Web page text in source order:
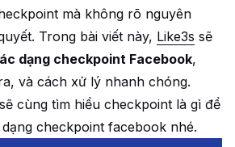
mà không rõ nguyên
Trong bài viết này, Like3s sẽ
dạng checkpoint Facebook,
và cách xử lý nhanh chóng.
cùng tìm hiểu checkpoint là gì để
checkpoint facebook nhé.